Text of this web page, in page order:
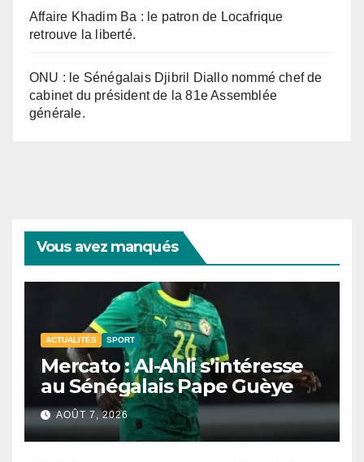
Affaire Khadim Ba : le patron de Locafrique
retrouve la liberté.
ONU : le Sénégalais Djibril Diallo nommé chef de
cabinet du président de la 81e Assemblée
générale.
Vous avez manqués
ACTUALITÉS SPORT
Mercato : Al-Ahli s’intéresse
au Sénégalais Pape Guèye
AOÛT 7, 2026